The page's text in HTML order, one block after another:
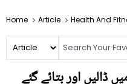
Home Article Health And
ڈالیں اور بتائے گئے